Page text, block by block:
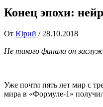
Конец эпохи:
От Юрий / 28.10.2018
Не такого финала он
Уже почти пять лет мир с
мира в «Формуле-1»